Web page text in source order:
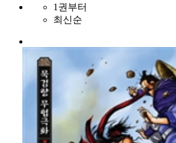
1권부터
최신순